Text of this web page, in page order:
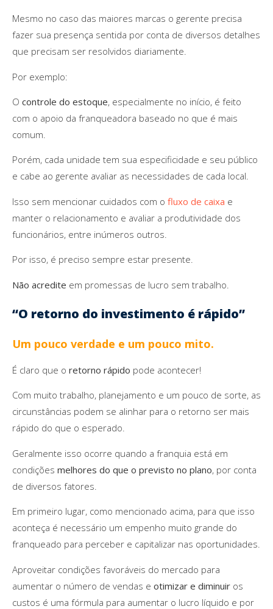
Mesmo no caso das maiores marcas o gerente precisa
fazer sua presença sentida por conta de diversos detalhes
que precisam ser resolvidos diariamente.
Por exemplo:
O controle do estoque, especialmente no início, é feito
com o apoio da franqueadora baseado no que é mais
comum.
Porém, cada unidade tem sua especificidade e seu público
e cabe ao gerente avaliar as necessidades de cada local.
Isso sem mencionar cuidados com o fluxo de caixa e
manter o relacionamento e avaliar a produtividade dos
funcionários, entre inúmeros outros.
Por isso, é preciso sempre estar presente.
Não acredite em promessas de lucro sem trabalho.
“O retorno do investimento é rápido”
Um pouco verdade e um pouco mito.
É claro que o retorno rápido pode acontecer!
Com muito trabalho, planejamento e um pouco de sorte, as
circunstâncias podem se alinhar para o retorno ser mais
rápido do que o esperado.
Geralmente isso ocorre quando a franquia está em
condições melhores do que o previsto no plano, por conta
de diversos fatores.
Em primeiro lugar, como mencionado acima, para que isso
aconteça é necessário um empenho muito grande do
franqueado para perceber e capitalizar nas oportunidades.
Aproveitar condições favoráveis do mercado para
aumentar o número de vendas e otimizar e diminuir os
custos é uma fórmula para aumentar o lucro líquido e por